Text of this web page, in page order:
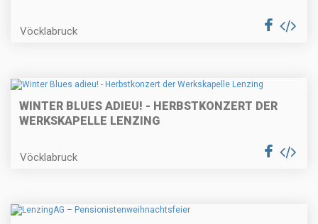
Vöcklabruck
WINTER BLUES ADIEU! - HERBSTKONZERT DER
WERKSKAPELLE LENZING
Vöcklabruck